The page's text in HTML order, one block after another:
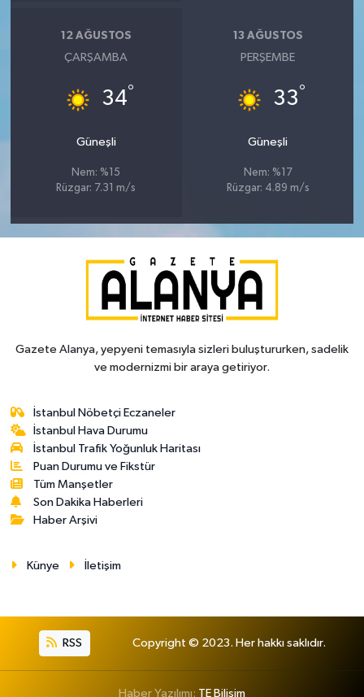
12 AĞUSTOS
ÇARŞAMBA
34°
Güneşli
Nem: %15
Rüzgar: 7.31 m/s
13 AĞUSTOS
PERŞEMBE
33°
Güneşli
Nem: %17
Rüzgar: 4.89 m/s
Gazete Alanya, yepyeni temasıyla sizleri buluştururken, sadelik
ve modernizmi bir araya getiriyor.
İstanbul Nöbetçi Eczaneler
İstanbul Hava Durumu
İstanbul Trafik Yoğunluk Haritası
Puan Durumu ve Fikstür
Tüm Manşetler
Son Dakika Haberleri
Haber Arşivi
Künye İletişim
RSS Copyright © 2023. Her hakkı saklıdır.
Haber Yazılımı: TE Bilişim